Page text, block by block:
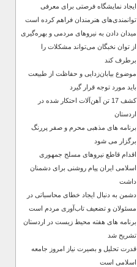
ایجاد نمایشگاه فرصتی برای معرفی
توانمندی‌های هنرمندان فراهم کرده است
میدان دادن به نیروهای مردمی و بهره‌گیری
از توان نخبگان می‌تواند مشکلات را
برطرف کند
موضوع بیابان‌زدایی و حفاظت از طبیعت
باید مورد توجه قرار گیرد
کشف 17 تن آهن‌آلات احتکار شده در
اردستان
برنامه های مذهبی محرم و صفر پررنگ
برگزار می شود
اقدام قاطع نیروهای مسلح جمهوری
اسلامی ایران پیام روشنی برای دشمنان
داشت
دشمن به دنبال ایجاد خطای محاسباتی در
مسئولان و تضعیف تاب‌آوری مردم است
برنامه های هفته محیط زیست در اردستان
تشریح شد
قدرت تحلیل و بصیرت نیاز امروز جامعه
اسلامی است